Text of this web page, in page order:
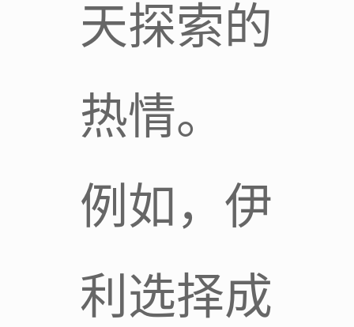
天探索的
热情。
例如，伊
利选择成